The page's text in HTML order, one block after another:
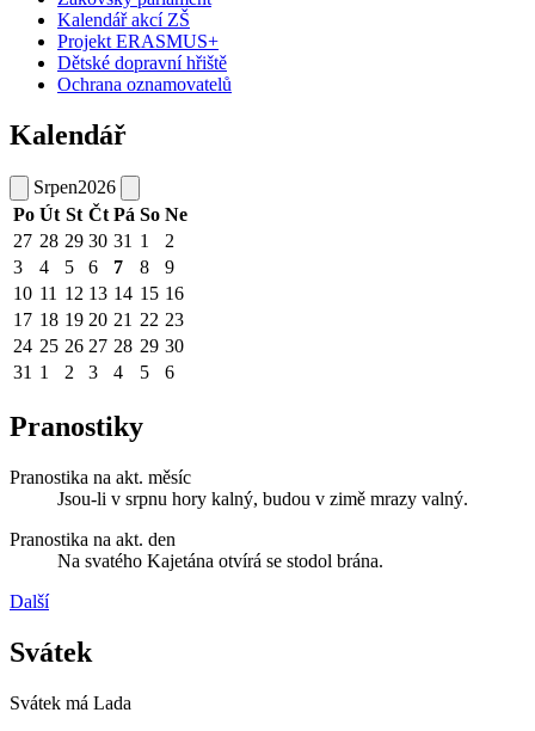
Kalendář akcí ZŠ
Projekt ERASMUS+
Dětské dopravní hřiště
Ochrana oznamovatelů
Kalendář
Srpen2026
Po Út St Čt Pá So Ne
27 28 29 30 31 1
2
3
4 5 6 7 8
9
10 11 12 13 14 15 16
17 18 19 20 21 22 23
24 25 26 27 28 29 30
31 1 2 3 4 5 6
Pranostiky
Pranostika na akt. měsíc
Jsou-li v srpnu hory kalný, budou v zimě mrazy valný.
Pranostika na akt. den
Na svatého Kajetána otvírá se stodol brána.
Další
Svátek
Svátek má Lada